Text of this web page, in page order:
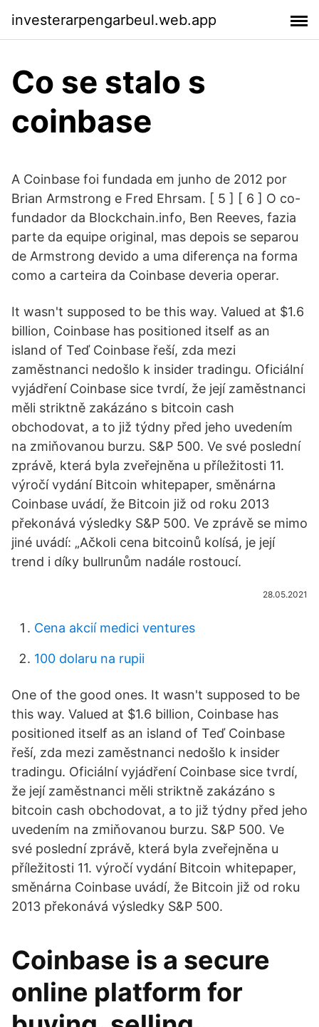
investerarpengarbeul.web.app
Co se stalo s
coinbase
A Coinbase foi fundada em junho de 2012 por
Brian Armstrong e Fred Ehrsam. [ 5 ] [ 6 ] O co-
fundador da Blockchain.info, Ben Reeves, fazia
parte da equipe original, mas depois se separou
de Armstrong devido a uma diferença na forma
como a carteira da Coinbase deveria operar.
It wasn't supposed to be this way. Valued at $1.6
billion, Coinbase has positioned itself as an
island of Teď Coinbase řeší, zda mezi
zaměstnanci nedošlo k insider tradingu. Oficiální
vyjádření Coinbase sice tvrdí, že její zaměstnanci
měli striktně zakázáno s bitcoin cash
obchodovat, a to již týdny před jeho uvedením
na zmiňovanou burzu. S&P 500. Ve své poslední
zprávě, která byla zveřejněna u příležitosti 11.
výročí vydání Bitcoin whitepaper, směnárna
Coinbase uvádí, že Bitcoin již od roku 2013
překonává výsledky S&P 500. Ve zprávě se mimo
jiné uvádí: „Ačkoli cena bitcoinů kolísá, je její
trend i díky bullrunům nadále rostoucí.
28.05.2021
Cena akcií medici ventures
100 dolaru na rupii
One of the good ones. It wasn't supposed to be
this way. Valued at $1.6 billion, Coinbase has
positioned itself as an island of Teď Coinbase
řeší, zda mezi zaměstnanci nedošlo k insider
tradingu. Oficiální vyjádření Coinbase sice tvrdí,
že její zaměstnanci měli striktně zakázáno s
bitcoin cash obchodovat, a to již týdny před jeho
uvedením na zmiňovanou burzu. S&P 500. Ve
své poslední zprávě, která byla zveřejněna u
příležitosti 11. výročí vydání Bitcoin whitepaper,
směnárna Coinbase uvádí, že Bitcoin již od roku
2013 překonává výsledky S&P 500.
Coinbase is a secure
online platform for